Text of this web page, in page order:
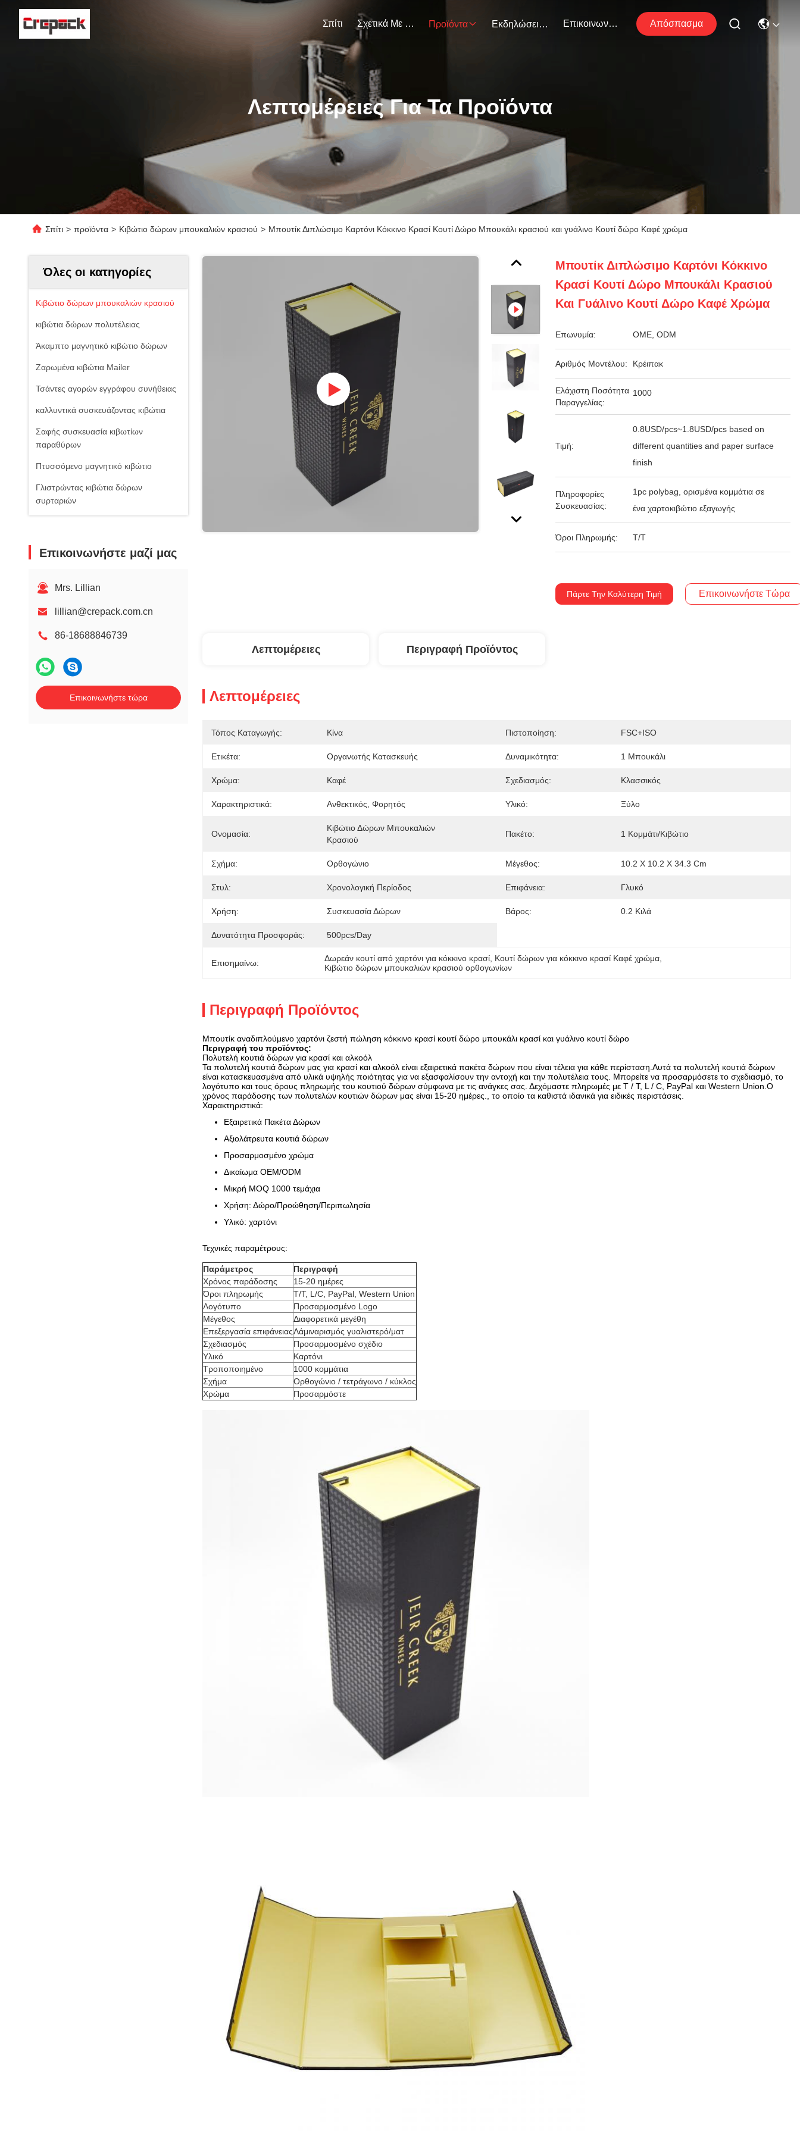
Σπίτι Σχετικά Με Εμάς Προϊόντα Εκδηλώσεις Επικοινωνήστε Μαζί Μας Απόσπασμα
Λεπτομέρειες Για Τα Προϊόντα
Σπίτι > προϊόντα > Κιβώτιο δώρων μπουκαλιών κρασιού > Μπουτίκ Διπλώσιμο Καρτόνι Κόκκινο Κρασί Κουτί Δώρο Μπουκάλι κρασιού και γυάλινο Κουτί δώρο Καφέ χρώμα
Όλες οι κατηγορίες
Κιβώτιο δώρων μπουκαλιών κρασιού
κιβώτια δώρων πολυτέλειας
Άκαμπτο μαγνητικό κιβώτιο δώρων
Ζαρωμένα κιβώτια Mailer
Τσάντες αγορών εγγράφου συνήθειας
καλλυντικά συσκευάζοντας κιβώτια
Σαφής συσκευασία κιβωτίων
παραθύρων
Πτυσσόμενο μαγνητικό κιβώτιο
Γλιστρώντας κιβώτια δώρων
συρταριών
Επικοινωνήστε μαζί μας
Mrs. Lillian
lillian@crepack.com.cn
86-18688846739
Επικοινωνήστε τώρα
Μπουτίκ Διπλώσιμο Καρτόνι Κόκκινο
Κρασί Κουτί Δώρο Μπουκάλι Κρασιού
Και Γυάλινο Κουτί Δώρο Καφέ Χρώμα
Επωνυμία: OME, ODM
Αριθμός Μοντέλου: Κρέιπακ
Ελάχιστη Ποσότητα
Παραγγελίας:
1000
Τιμή:
0.8USD/pcs~1.8USD/pcs based on
different quantities and paper surface
finish
Πληροφορίες
Συσκευασίας:
1pc polybag, ορισμένα κομμάτια σε
ένα χαρτοκιβώτιο εξαγωγής
Όροι Πληρωμής: Τ/Τ
Πάρτε Την Καλύτερη Τιμή Επικοινωνήστε Τώρα
Λεπτομέρειες Περιγραφή Προϊόντος
Λεπτομέρειες
Τόπος Καταγωγής: Κίνα Πιστοποίηση: FSC+ISO
Ετικέτα: Οργανωτής Κατασκευής Δυναμικότητα: 1 Μπουκάλι
Χρώμα: Καφέ Σχεδιασμός: Κλασσικός
Χαρακτηριστικά: Ανθεκτικός, Φορητός Υλικό: Ξύλο
Ονομασία:
Κιβώτιο Δώρων Μπουκαλιών
Κρασιού
Πακέτο: 1 Κομμάτι/κιβώτιο
Σχήμα: Ορθογώνιο Μέγεθος: 10.2 X 10.2 X 34.3 Cm
Στυλ: Χρονολογική Περίοδος Επιφάνεια: Γλυκό
Χρήση: Συσκευασία Δώρων Βάρος: 0.2 Κιλά
Δυνατότητα Προσφοράς: 500pcs/day
Επισημαίνω: Δωρεάν κουτί από χαρτόνι για κόκκινο κρασί, Κουτί δώρων για κόκκινο κρασί Καφέ χρώμα,
Κιβώτιο δώρων μπουκαλιών κρασιού ορθογωνίων
Περιγραφή Προϊόντος
Μπουτίκ αναδιπλούμενο χαρτόνι ζεστή πώληση κόκκινο κρασί κουτί δώρο μπουκάλι κρασί και γυάλινο κουτί δώρο
Περιγραφή του προϊόντος:
Πολυτελή κουτιά δώρων για κρασί και αλκοόλ
Τα πολυτελή κουτιά δώρων μας για κρασί και αλκοόλ είναι εξαιρετικά πακέτα δώρων που είναι τέλεια για κάθε περίσταση.Αυτά τα πολυτελή κουτιά δώρων
είναι κατασκευασμένα από υλικά υψηλής ποιότητας για να εξασφαλίσουν την αντοχή και την πολυτέλεια τους. Μπορείτε να προσαρμόσετε το σχεδιασμό, το
λογότυπο και τους όρους πληρωμής του κουτιού δώρων σύμφωνα με τις ανάγκες σας. Δεχόμαστε πληρωμές με T / T, L / C, PayPal και Western Union.Ο
χρόνος παράδοσης των πολυτελών κουτιών δώρων μας είναι 15-20 ημέρες., το οποίο τα καθιστά ιδανικά για ειδικές περιστάσεις.
Χαρακτηριστικά:
Εξαιρετικά Πακέτα Δώρων
Αξιολάτρευτα κουτιά δώρων
Προσαρμοσμένο χρώμα
Δικαίωμα OEM/ODM
Μικρή MOQ 1000 τεμάχια
Χρήση: Δώρο/Προώθηση/Περιπωλησία
Υλικό: χαρτόνι
Τεχνικές παραμέτρους:
Παράμετρος
Περιγραφή
Χρόνος παράδοσης
15-20 ημέρες
Όροι πληρωμής
T/T, L/C, PayPal, Western Union
Λογότυπο
Προσαρμοσμένο Logo
Μέγεθος
Διαφορετικά μεγέθη
Επεξεργασία επιφάνειαςΛάμιναρισμός γυαλιστερό/ματ
Σχεδιασμός
Προσαρμοσμένο σχέδιο
Υλικό
Καρτόνι
Τροποποιημένο
1000 κομμάτια
Σχήμα
Ορθογώνιο / τετράγωνο / κύκλος
Χρώμα
Προσαρμόστε